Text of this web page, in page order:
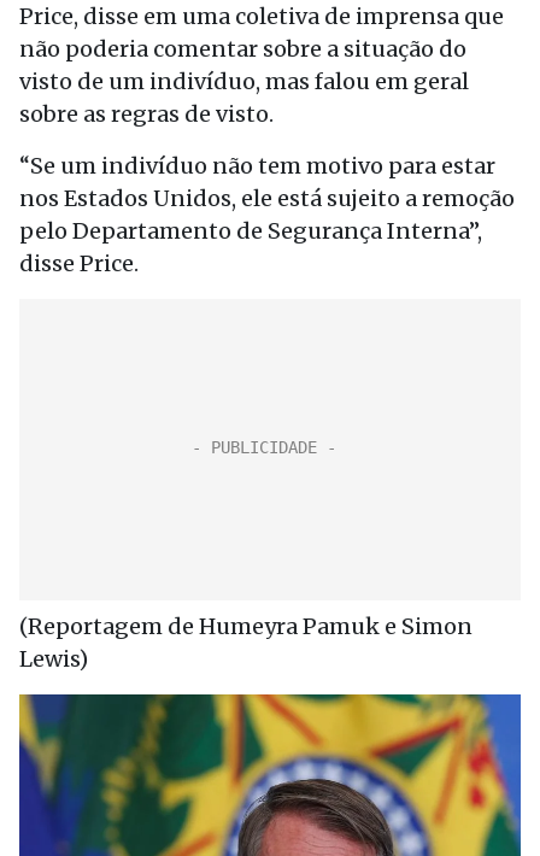
Price, disse em uma coletiva de imprensa que
não poderia comentar sobre a situação do
visto de um indivíduo, mas falou em geral
sobre as regras de visto.
“Se um indivíduo não tem motivo para estar
nos Estados Unidos, ele está sujeito a remoção
pelo Departamento de Segurança Interna”,
disse Price.
(Reportagem de Humeyra Pamuk e Simon
Lewis)